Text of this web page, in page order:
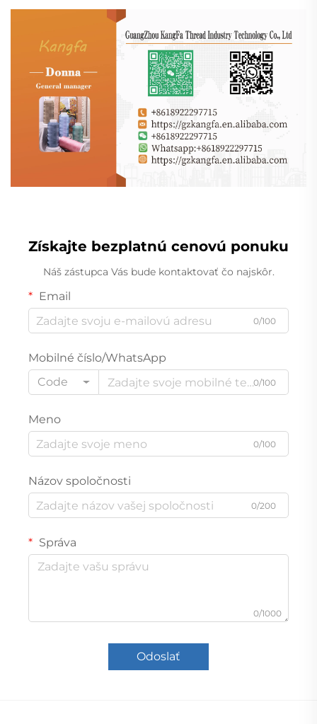
Získajte bezplatnú cenovú ponuku
Náš zástupca Vás bude kontaktovať čo najskôr.
Email
0/100
Mobilné číslo/WhatsApp
Code
0/100
Meno
0/100
Názov spoločnosti
0/200
Správa
0/1000
Odoslať